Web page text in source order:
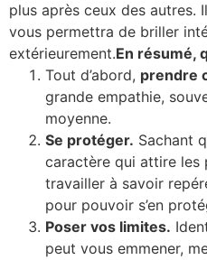
plus après ceux des autres.
vous permettra de briller
extérieurement.En résumé,
Tout d’abord, prendre
grande empathie,
moyenne.
Se protéger. Sachant
caractère qui attire les
travailler à savoir
pour pouvoir s’en
Poser vos limites.
peut vous emmener,